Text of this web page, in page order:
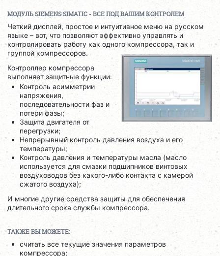
МОДУЛЬSIEMENS SIMATIC - ВСЕ ПОД ВАШИМ КОНТРОЛЕМ
Четкий дисплей, простое и интуитивное меню на русском
языке – вот, что позволяют эффективно управлять и
контролировать работу как одного компрессора, так и
группой компрессоров.
Контроллер компрессора
выполняет защитные функции:
Контроль асимметрии
напряжения,
последовательности фаз и
потери фазы;
Защита двигателя от
перегрузки;
Непрерывный контроль давления воздуха и его
температуры;
Контроль давления и температуры масла (масло
используется для смазки подшипников винтовых
воздуховодов без какого-либо контакта с камерой
сжатого воздуха);
И многие другие средства защиты для обеспечения
длительного срока службы компрессора.
ТАКЖЕ ВЫ МОЖЕТЕ:
считать все текущие значения параметров
компрессора;